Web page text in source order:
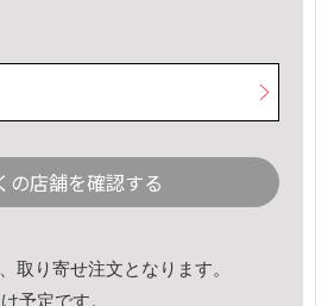
の店舗を確認する
取り寄せ注文となります。
予定です。